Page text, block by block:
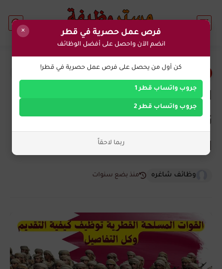
وظائف حكومية في قطر
القوات المسلحة القطرية
التقديم وكل التفاصيل
وظائف شاغره منذ بضع سنوات
× فرص عمل حصرية في قطر
انضم الآن واحصل على أفضل الوظائف
كن أول من يحصل على فرص عمل حصرية في قطر!
جروب واتساب قطر 1
جروب واتساب قطر 2
ربما لاحقاً